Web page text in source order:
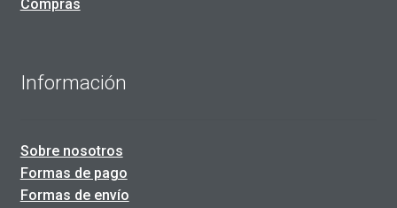
Compras
Información
Sobre nosotros
Formas de pago
Formas de envío